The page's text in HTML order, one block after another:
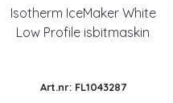
Isotherm IceMaker White
Low Profile isbitmaskin
Art.nr: FL1043287